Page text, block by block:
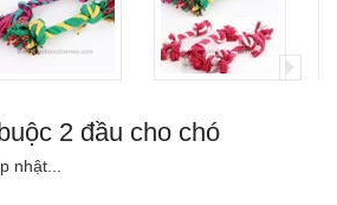
2 đầu cho chó
nhật...